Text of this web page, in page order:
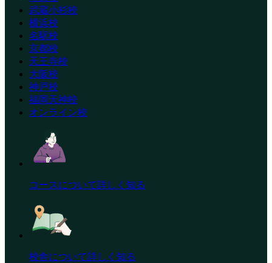
武蔵小杉校
横浜校
名駅校
京都校
天王寺校
大阪校
神戸校
福岡天神校
オンライン校
コースについて詳しく知る
校舎について詳しく知る